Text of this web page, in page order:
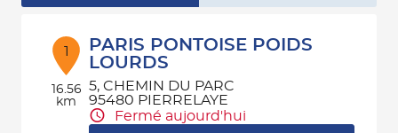
Particuliers
Contact
1
16.56
km
PARIS PONTOISE POIDS
LOURDS
5, CHEMIN DU PARC
95480 PIERRELAYE
Fermé aujourd'hui